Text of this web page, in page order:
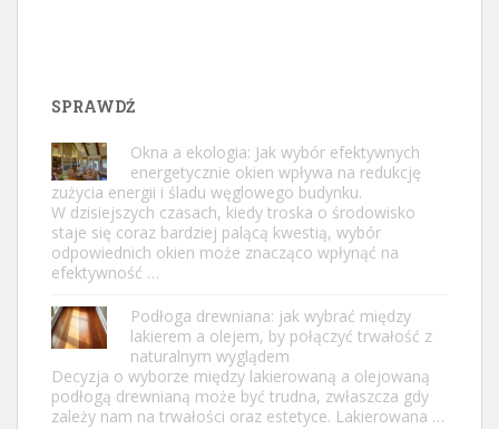
SPRAWDŹ
Okna a ekologia: Jak wybór efektywnych
energetycznie okien wpływa na redukcję
zużycia energii i śladu węglowego budynku.
W dzisiejszych czasach, kiedy troska o środowisko
staje się coraz bardziej palącą kwestią, wybór
odpowiednich okien może znacząco wpłynąć na
efektywność …
Podłoga drewniana: jak wybrać między
lakierem a olejem, by połączyć trwałość z
naturalnym wyglądem
Decyzja o wyborze między lakierowaną a olejowaną
podłogą drewnianą może być trudna, zwłaszcza gdy
zależy nam na trwałości oraz estetyce. Lakierowana …